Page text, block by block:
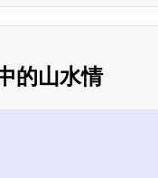
的山水情